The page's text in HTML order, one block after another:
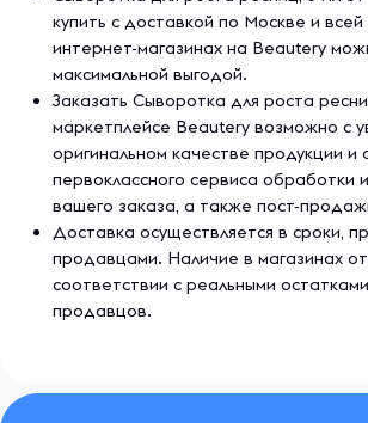
купить с доставкой по Москве и всей
интернет-магазинах на Beautery
максимальной выгодой.
Заказать Сыворотка для роста
маркетплейсе Beautery возможно с
оригинальном качестве продукции
первоклассного сервиса обработки
вашего заказа, а также пост-
Доставка осуществляется в сроки,
продавцами. Наличие в магазинах
соответствии с реальными
продавцов.